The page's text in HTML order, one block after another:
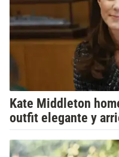
Kate Middleton
outfit elegante y